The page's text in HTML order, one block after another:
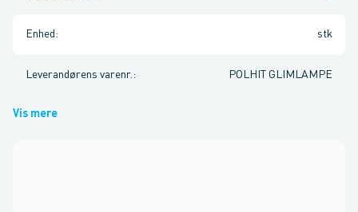
Enhed : stk
Leverandørens varenr. : POLHIT GLIMLAMPE
Vis mere